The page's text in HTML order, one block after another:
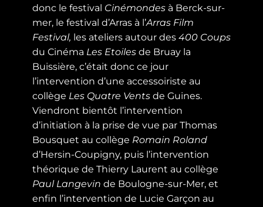
donc le festival Cinémondesà Berck-sur-
mer, le festival d’Arras à l’Arras Film
Festival, les ateliers autour des 400 Coups
du Cinéma Les Etoilesde Bruay la
Buissière, c’était donc ce jour
l’intervention d’une accessoiriste au
collège Les Quatre Ventsde Guines.
Viendront bientôt l’intervention
d’initiation à la prise de vue par Thomas
Bousquet au collège Romain Roland
d’Hersin-Coupigny, puis l’intervention
théorique de Thierry Laurent au collège
Paul Langevin de Boulogne-sur-Mer, et
enfin l’intervention de Lucie Garçon au